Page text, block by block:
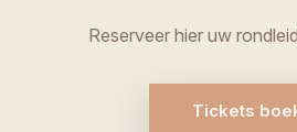
Reserveer hier uw
Tickets